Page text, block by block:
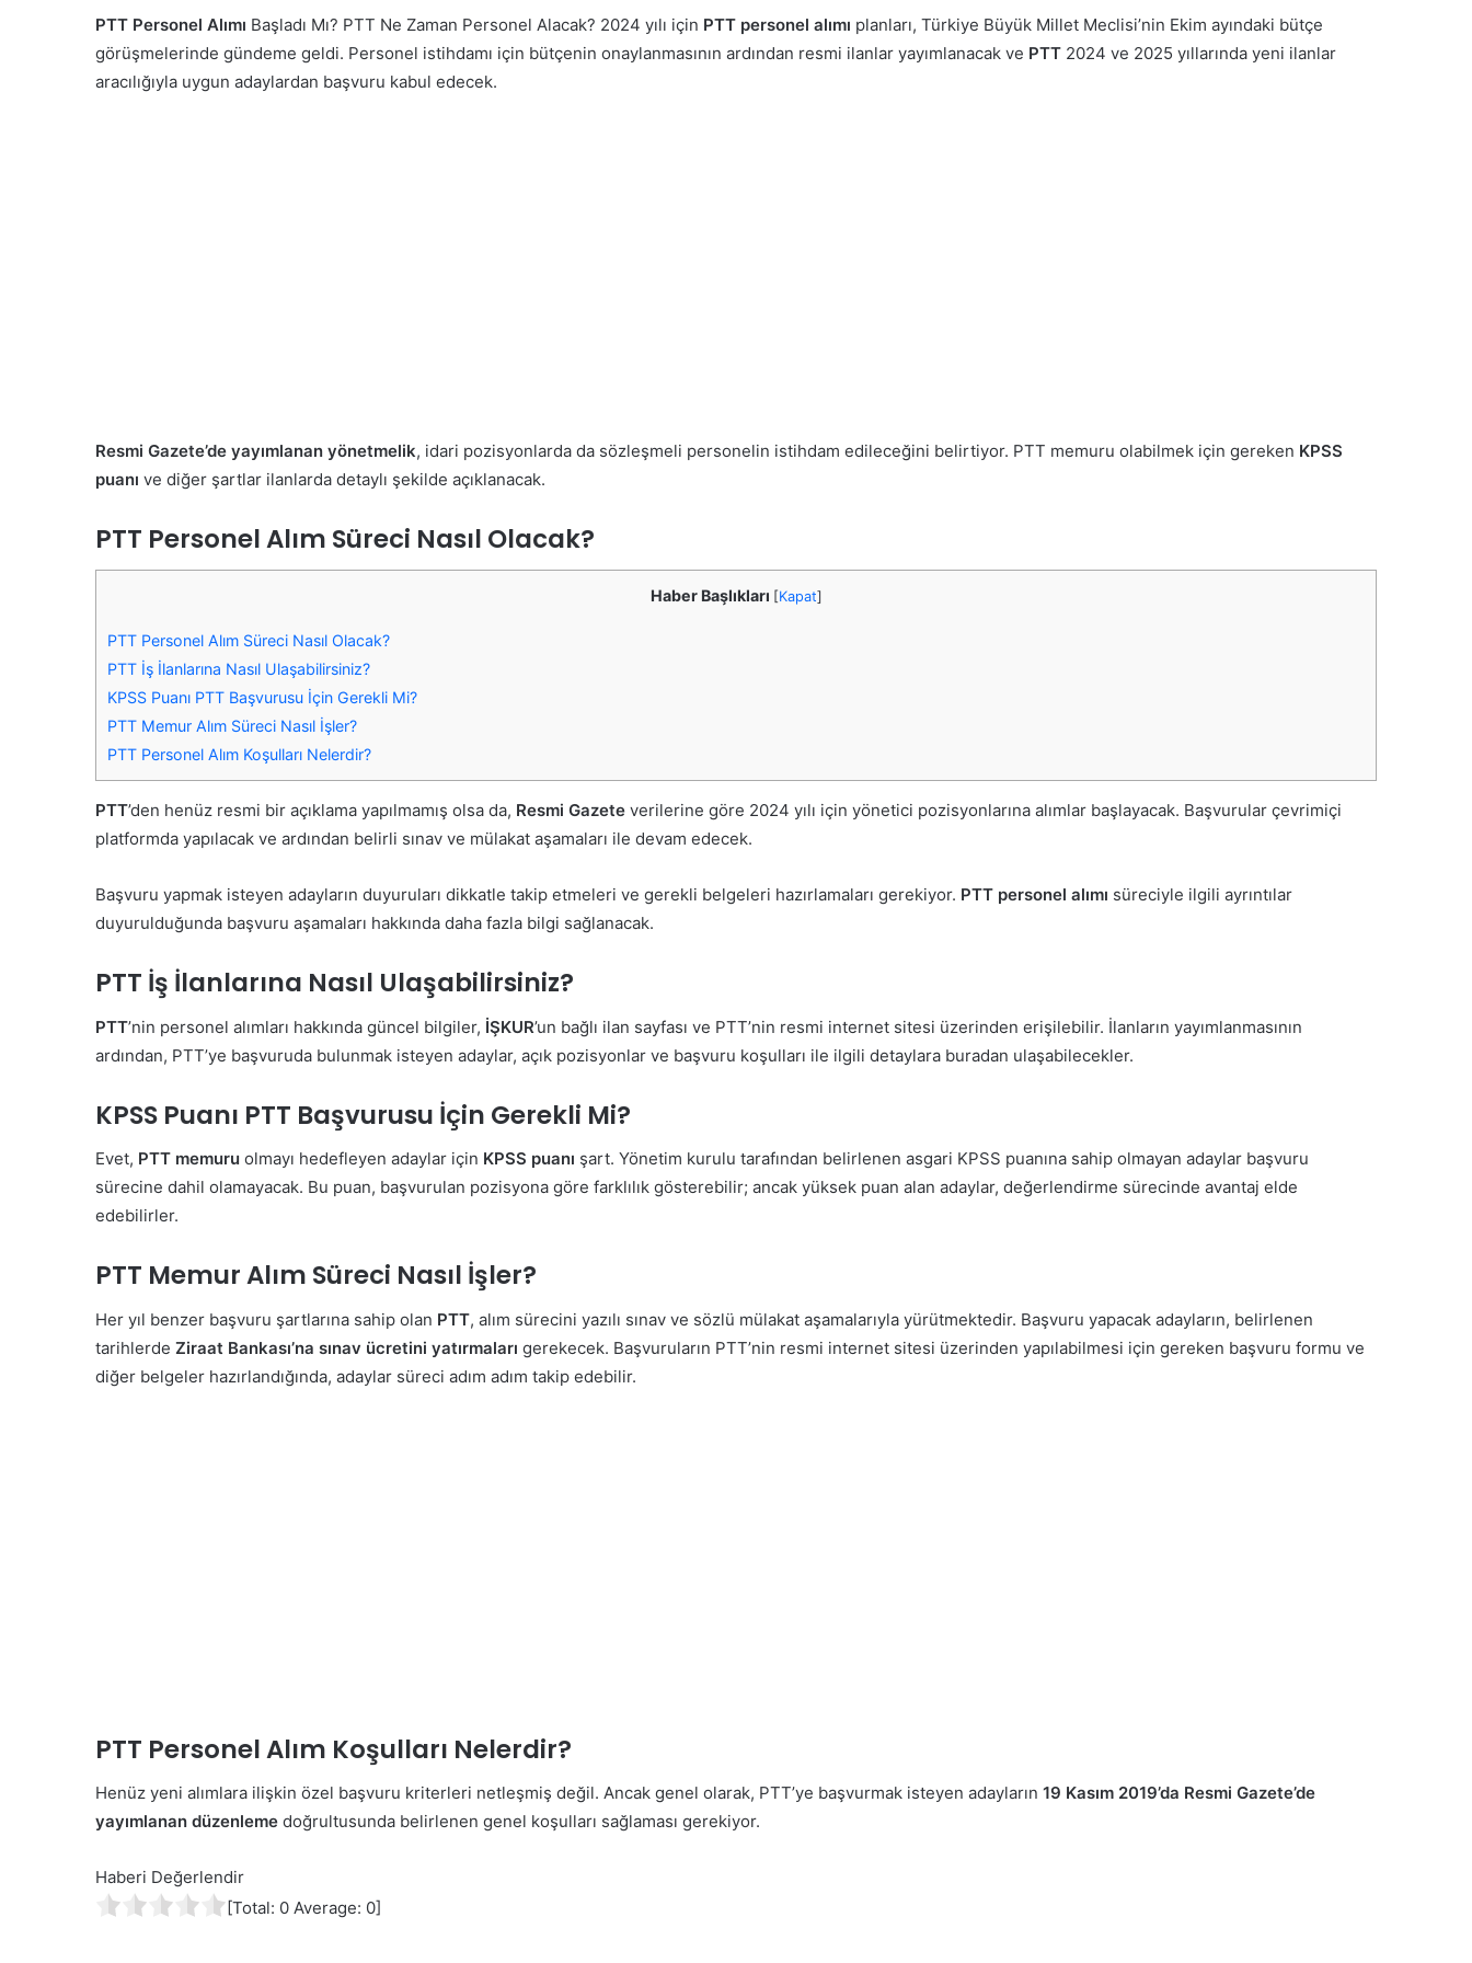
PTT Personel Alımı Başladı Mı? PTT Ne Zaman Personel Alacak? 2024 yılı için PTT personel alımı planları, Türkiye Büyük Millet Meclisi’nin Ekim ayındaki bütçe
görüşmelerinde gündeme geldi. Personel istihdamı için bütçenin onaylanmasının ardından resmi ilanlar yayımlanacak ve PTT 2024 ve 2025 yıllarında yeni ilanlar
aracılığıyla uygun adaylardan başvuru kabul edecek.
Resmi Gazete’de yayımlanan yönetmelik, idari pozisyonlarda da sözleşmeli personelin istihdam edileceğini belirtiyor. PTT memuru olabilmek için gereken KPSS
puanı ve diğer şartlar ilanlarda detaylı şekilde açıklanacak.
PTT Personel Alım Süreci Nasıl Olacak?
Haber Başlıkları [Kapat]
PTT Personel Alım Süreci Nasıl Olacak?
PTT İş İlanlarına Nasıl Ulaşabilirsiniz?
KPSS Puanı PTT Başvurusu İçin Gerekli Mi?
PTT Memur Alım Süreci Nasıl İşler?
PTT Personel Alım Koşulları Nelerdir?
PTT’den henüz resmi bir açıklama yapılmamış olsa da, Resmi Gazete verilerine göre 2024 yılı için yönetici pozisyonlarına alımlar başlayacak. Başvurular çevrimiçi
platformda yapılacak ve ardından belirli sınav ve mülakat aşamaları ile devam edecek.
Başvuru yapmak isteyen adayların duyuruları dikkatle takip etmeleri ve gerekli belgeleri hazırlamaları gerekiyor. PTT personel alımı süreciyle ilgili ayrıntılar
duyurulduğunda başvuru aşamaları hakkında daha fazla bilgi sağlanacak.
PTT İş İlanlarına Nasıl Ulaşabilirsiniz?
PTT’nin personel alımları hakkında güncel bilgiler, İŞKUR’un bağlı ilan sayfası ve PTT’nin resmi internet sitesi üzerinden erişilebilir. İlanların yayımlanmasının
ardından, PTT’ye başvuruda bulunmak isteyen adaylar, açık pozisyonlar ve başvuru koşulları ile ilgili detaylara buradan ulaşabilecekler.
KPSS Puanı PTT Başvurusu İçin Gerekli Mi?
Evet, PTT memuru olmayı hedefleyen adaylar için KPSS puanı şart. Yönetim kurulu tarafından belirlenen asgari KPSS puanına sahip olmayan adaylar başvuru
sürecine dahil olamayacak. Bu puan, başvurulan pozisyona göre farklılık gösterebilir; ancak yüksek puan alan adaylar, değerlendirme sürecinde avantaj elde
edebilirler.
PTT Memur Alım Süreci Nasıl İşler?
Her yıl benzer başvuru şartlarına sahip olan PTT, alım sürecini yazılı sınav ve sözlü mülakat aşamalarıyla yürütmektedir. Başvuru yapacak adayların, belirlenen
tarihlerde Ziraat Bankası’na sınav ücretini yatırmaları gerekecek. Başvuruların PTT’nin resmi internet sitesi üzerinden yapılabilmesi için gereken başvuru formu ve
diğer belgeler hazırlandığında, adaylar süreci adım adım takip edebilir.
PTT Personel Alım Koşulları Nelerdir?
Henüz yeni alımlara ilişkin özel başvuru kriterleri netleşmiş değil. Ancak genel olarak, PTT’ye başvurmak isteyen adayların 19 Kasım 2019’da Resmi Gazete’de
yayımlanan düzenleme doğrultusunda belirlenen genel koşulları sağlaması gerekiyor.
Haberi Değerlendir
[Total: 0 Average: 0]